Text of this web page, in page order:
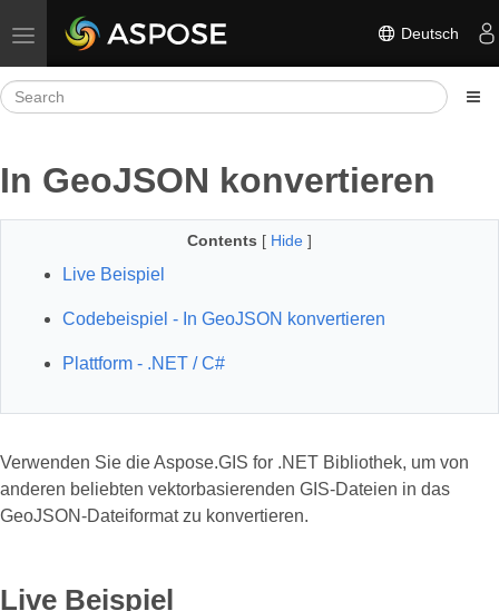
Toggle navigation Deutsch
In GeoJSON konvertieren
Contents [ Hide ]
Live Beispiel
Codebeispiel - In GeoJSON konvertieren
Plattform - .NET / C#
Verwenden Sie die Aspose.GIS for .NET Bibliothek, um von
anderen beliebten vektorbasierenden GIS-Dateien in das
GeoJSON-Dateiformat zu konvertieren.
Live Beispiel